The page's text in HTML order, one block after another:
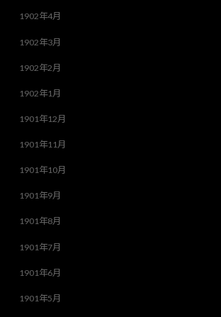
1902年4月
1902年3月
1902年2月
1902年1月
1901年12月
1901年11月
1901年10月
1901年9月
1901年8月
1901年7月
1901年6月
1901年5月